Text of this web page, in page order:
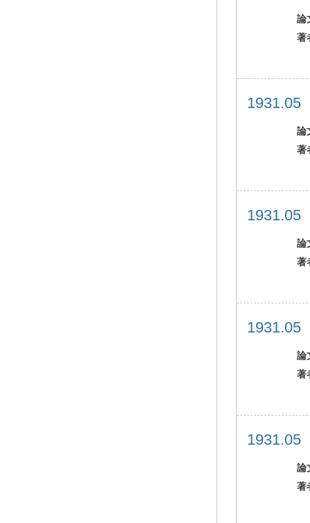
論
著
論
著
論
著
論
著
論
著